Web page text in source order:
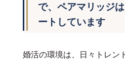
で、ペアマリッジ
ートしています
婚活の環境は、日々トレン